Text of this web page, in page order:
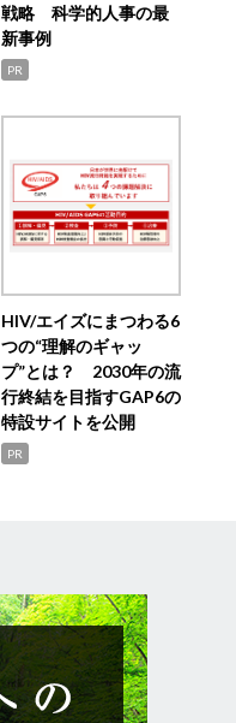
戦略 科学的人事の最
新事例
PR
HIV/エイズにまつわる6
つの“理解のギャッ
プ”とは？ 2030年の流
行終結を目指すGAP6の
特設サイトを公開
PR